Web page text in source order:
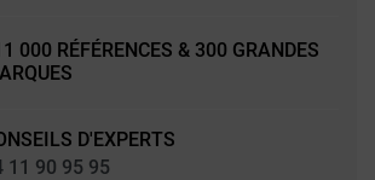
000 RÉFÉRENCES & 300 GRANDES
D'EXPERTS
11 90 95 95